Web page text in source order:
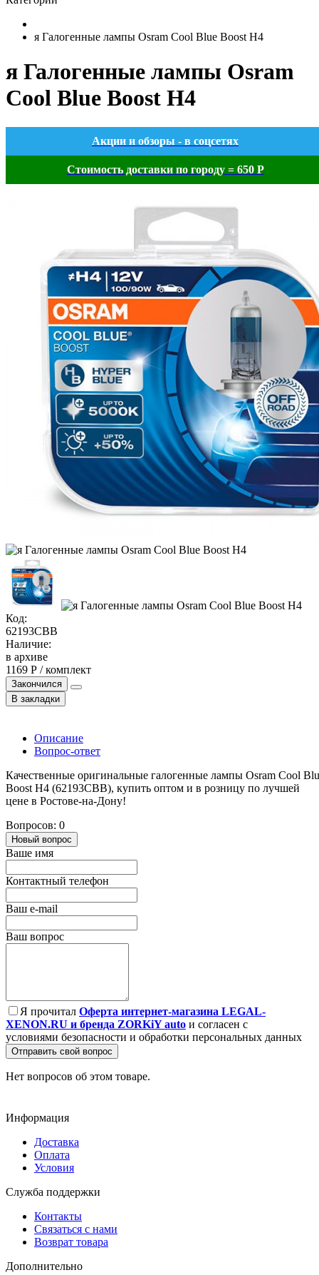
я Галогенные лампы Osram Cool Blue Boost H4
я Галогенные лампы Osram
Cool Blue Boost H4
Акции и обзоры - в соцсетях
Стоимость доставки по городу = 650 Р
Код:
62193CBB
Наличие:
в архиве
1169 Р / комплект
Закончился
В закладки
Описание
Вопрос-ответ
Качественные оригинальные галогенные лампы Osram Cool
Boost H4 (62193CBB), купить оптом и в розницу по лучшей
цене в Ростове-на-Дону!
Вопросов: 0
Новый вопрос
Ваше имя
Контактный телефон
Ваш e-mail
Ваш вопрос
Я прочитал Оферта интернет-магазина LEGAL-
XENON.RU и бренда ZORKiY auto и согласен с
условиями безопасности и обработки персональных данных
Отправить свой вопрос
Нет вопросов об этом товаре.
Информация
Доставка
Оплата
Условия
Служба поддержки
Контакты
Связаться с нами
Возврат товара
Дополнительно